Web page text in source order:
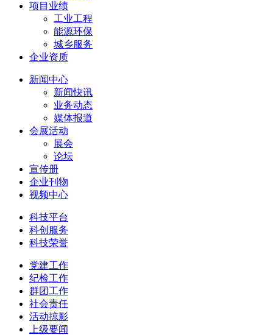
项目业绩
工业工程
能源环保
城乡服务
企业资质
新闻中心
新闻快讯
业务动态
媒体报道
会展活动
展会
论坛
宣传册
企业刊物
视频中心
科技平台
科创服务
科技荣誉
党建工作
纪检工作
群团工作
社会责任
活动掠影
上级要闻